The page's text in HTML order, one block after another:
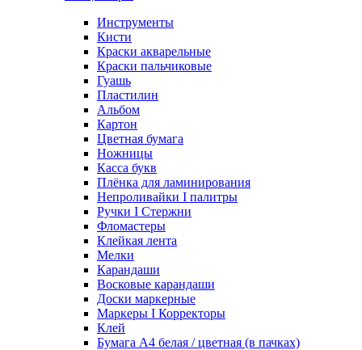
Инструменты
Кисти
Краски акварельные
Краски пальчиковые
Гуашь
Пластилин
Альбом
Картон
Цветная бумага
Ножницы
Касса букв
Плёнка для ламинирования
Непроливайки I палитры
Ручки I Стержни
Фломастеры
Клейкая лента
Мелки
Карандаши
Восковые карандаши
Доски маркерные
Маркеры I Корректоры
Клей
Бумага А4 белая / цветная (в пачках)